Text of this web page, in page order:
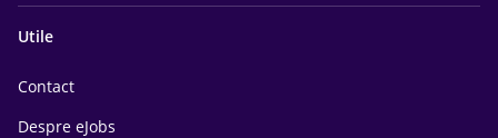
Utile
Contact
Despre eJobs